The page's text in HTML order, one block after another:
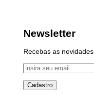
Newsletter
Recebas as novidades